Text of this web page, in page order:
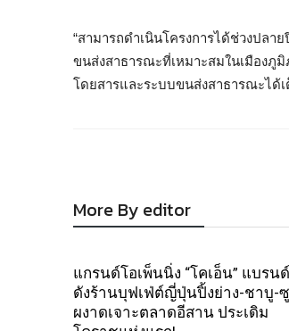
“สามารถดำเนินโครงการได้ช่วงปลา
ขนส่งสาธารณะที่เหมาะสมในเมืองภู
โดยสารและระบบขนส่งสาธารณะได้
More By editor
แกรนด์โอเพ็นนิ่ง “โคเอ็น” แบรนด์
ดังร้านบุฟเฟ่ต์ญี่ปุ่นปิ้งย่าง-ชาบู-
ผงาดเจาะตลาดอีสาน ประเดิม